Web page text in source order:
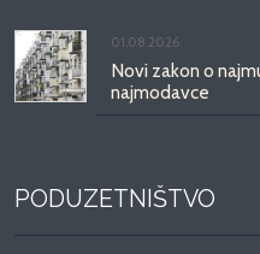
01.08.2026.
Novi zakon o
najmodavce
PODUZETNIŠTVO